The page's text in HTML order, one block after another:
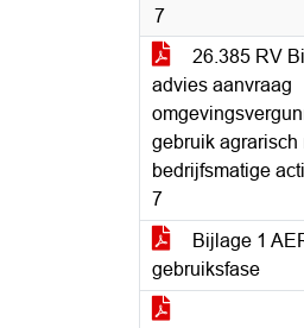
7
26.385 RV
advies aanvraag
gebruik agrarisch
bedrijfsmatige
7
Bijlage 1
gebruiksfase